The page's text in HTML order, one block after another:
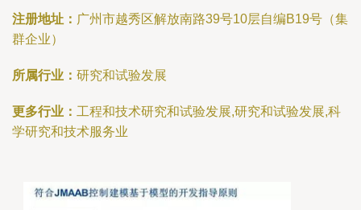
注册地址： 广州市越秀区解放南路39号10层自编B19号（集
群企业）
所属行业： 研究和试验发展
更多行业： 工程和技术研究和试验发展,研究和试验发展,科
学研究和技术服务业